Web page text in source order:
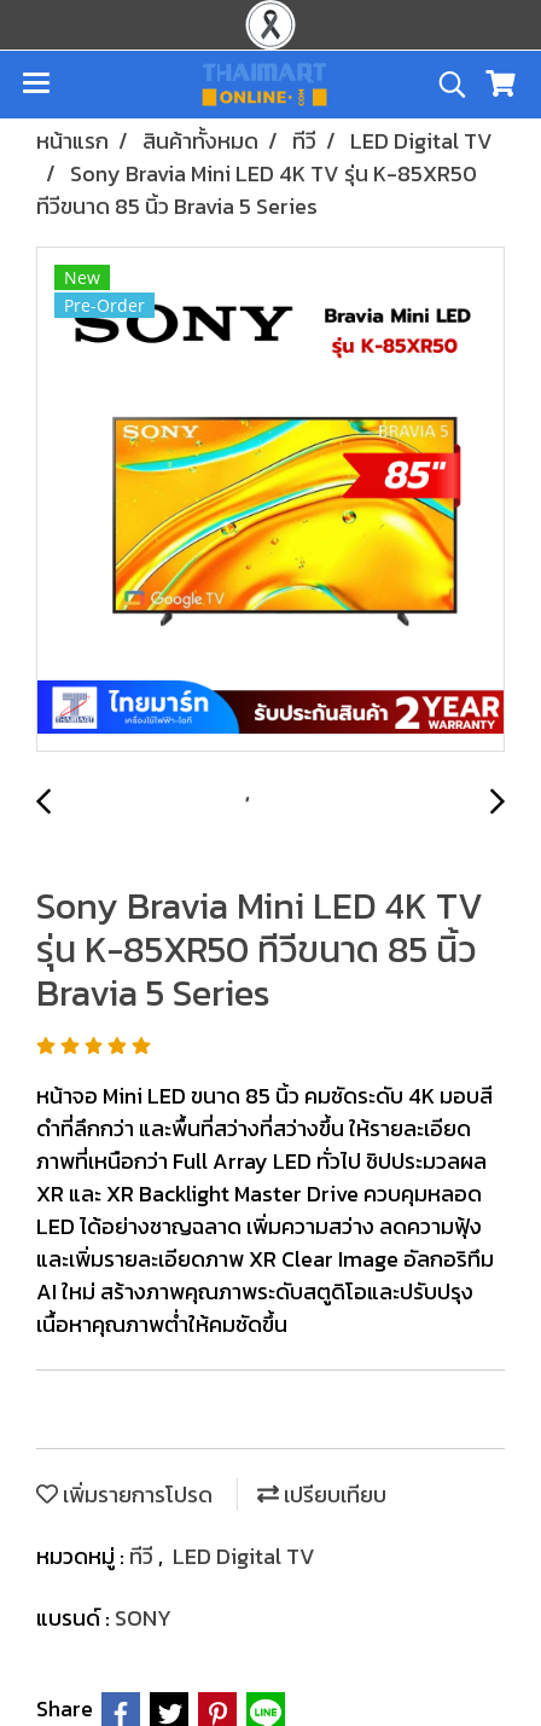
หน้าแรก สินค้าทั้งหมด ทีวี
LED Digital TV
Sony Bravia Mini LED 4K TV รุ่น K-85XR50
ทีวีขนาด 85 นิ้ว Bravia 5 Series
New
Pre-Order
Sony Bravia Mini LED 4K TV
รุ่น K-85XR50 ทีวีขนาด 85 นิ้ว
Bravia 5 Series
หน้าจอ Mini LED ขนาด 85 นิ้ว คมชัดระดับ 4K มอบสี
ดำที่ลึกกว่า และพื้นที่สว่างที่สว่างขึ้น ให้รายละเอียด
ภาพที่เหนือกว่า Full Array LED ทั่วไป ชิปประมวลผล
XR และ XR Backlight Master Drive ควบคุมหลอด
LED ได้อย่างชาญฉลาด เพิ่มความสว่าง ลดความฟุ้ง
และเพิ่มรายละเอียดภาพ XR Clear Image อัลกอริทึม
AI ใหม่ สร้างภาพคุณภาพระดับสตูดิโอและปรับปรุง
เนื้อหาคุณภาพต่ำให้คมชัดขึ้น
เพิ่มรายการโปรด
เปรียบเทียบ
หมวดหมู่ : ทีวี , LED Digital TV
แบรนด์ : SONY
Share